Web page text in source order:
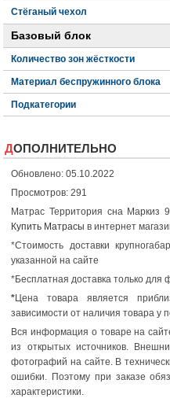
Стёганый чехол
Базовый блок
Количество зон жёсткости
Материал беспружинного блока
Подкатегории
ДОПОЛНИТЕЛЬНО
Обновлено: 05.10.2022
Просмотров: 291
Матрас Территория сна Маркиз
Купить Матрасы в интернет
*Стоимость доставки
указанной на сайте
*Бесплатная доставка только для
*Цена товара является
зависимости от наличия товара у
Вся информация о товаре на
из открытых источников.
фотографий на сайте. В
ошибки. Поэтому при заказе
характеристики.